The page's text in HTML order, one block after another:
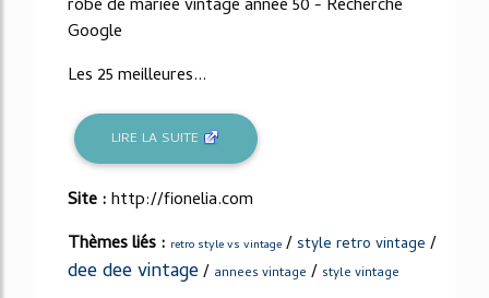
robe de mariée vintage année 50 - Recherche
Google
Les 25 meilleures...
LIRE LA SUITE
Site :http://fionelia.com
Thèmes liés : retro style vs vintage /style retro vintage /
dee dee vintage/ annees vintage / style vintage